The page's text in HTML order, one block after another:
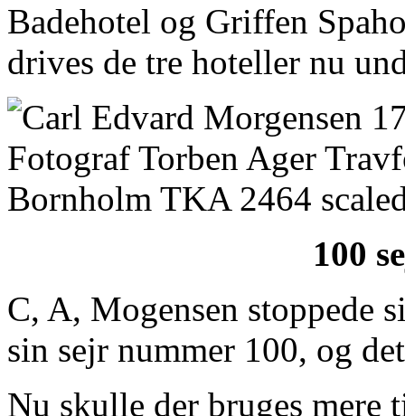
Badehotel og Griffen
drives de tre hoteller nu
100
C, A, Mogensen stoppede
sin sejr nummer 100, og
Nu skulle der bruges mere